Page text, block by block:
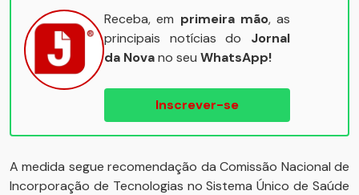
Receba, em primeira mão, as
principais notícias do Jornal
da Novano seu WhatsApp!
Inscrever-se
A medida segue recomendação da Comissão Nacional de
Incorporação de Tecnologias no Sistema Único de Saúde